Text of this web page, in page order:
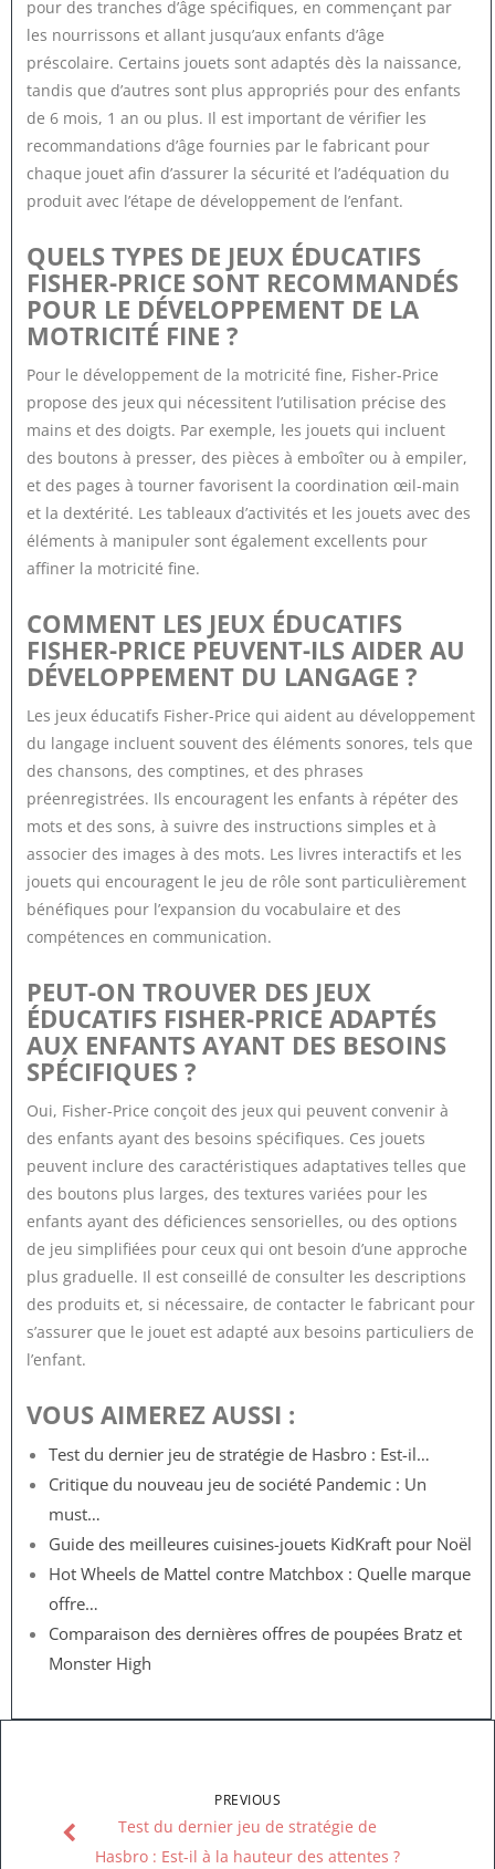
pour des tranches d’âge spécifiques, en commençant par
les nourrissons et allant jusqu’aux enfants d’âge
préscolaire. Certains jouets sont adaptés dès la naissance,
tandis que d’autres sont plus appropriés pour des enfants
de 6 mois, 1 an ou plus. Il est important de vérifier les
recommandations d’âge fournies par le fabricant pour
chaque jouet afin d’assurer la sécurité et l’adéquation du
produit avec l’étape de développement de l’enfant.
QUELS TYPES DE JEUX ÉDUCATIFS
FISHER-PRICE SONT RECOMMANDÉS
POUR LE DÉVELOPPEMENT DE LA
MOTRICITÉ FINE ?
Pour le développement de la motricité fine, Fisher-Price
propose des jeux qui nécessitent l’utilisation précise des
mains et des doigts. Par exemple, les jouets qui incluent
des boutons à presser, des pièces à emboîter ou à empiler,
et des pages à tourner favorisent la coordination œil-main
et la dextérité. Les tableaux d’activités et les jouets avec des
éléments à manipuler sont également excellents pour
affiner la motricité fine.
COMMENT LES JEUX ÉDUCATIFS
FISHER-PRICE PEUVENT-ILS AIDER AU
DÉVELOPPEMENT DU LANGAGE ?
Les jeux éducatifs Fisher-Price qui aident au développement
du langage incluent souvent des éléments sonores, tels que
des chansons, des comptines, et des phrases
préenregistrées. Ils encouragent les enfants à répéter des
mots et des sons, à suivre des instructions simples et à
associer des images à des mots. Les livres interactifs et les
jouets qui encouragent le jeu de rôle sont particulièrement
bénéfiques pour l’expansion du vocabulaire et des
compétences en communication.
PEUT-ON TROUVER DES JEUX
ÉDUCATIFS FISHER-PRICE ADAPTÉS
AUX ENFANTS AYANT DES BESOINS
SPÉCIFIQUES ?
Oui, Fisher-Price conçoit des jeux qui peuvent convenir à
des enfants ayant des besoins spécifiques. Ces jouets
peuvent inclure des caractéristiques adaptatives telles que
des boutons plus larges, des textures variées pour les
enfants ayant des déficiences sensorielles, ou des options
de jeu simplifiées pour ceux qui ont besoin d’une approche
plus graduelle. Il est conseillé de consulter les descriptions
des produits et, si nécessaire, de contacter le fabricant pour
s’assurer que le jouet est adapté aux besoins particuliers de
l’enfant.
VOUS AIMEREZ AUSSI :
Test du dernier jeu de stratégie de Hasbro : Est-il…
Critique du nouveau jeu de société Pandemic : Un
must…
Guide des meilleures cuisines-jouets KidKraft pour Noël
Hot Wheels de Mattel contre Matchbox : Quelle marque
offre…
Comparaison des dernières offres de poupées Bratz et
Monster High
PREVIOUS
Test du dernier jeu de stratégie de
Hasbro : Est-il à la hauteur des attentes ?